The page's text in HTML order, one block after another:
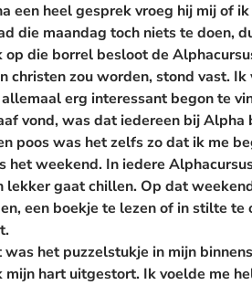
een heel gesprek vroeg hij mij of
die maandag toch niets te doen,
die borrel besloot de
christen zou worden, stond vast.
erg interessant begon te
vond, was dat iedereen bij
poos was het zelfs zo dat ik me
het weekend. In iedere
lekker gaat chillen. Op dat
een boekje te lezen of in stilte
het puzzelstukje in mijn
hart uitgestort. Ik voelde me